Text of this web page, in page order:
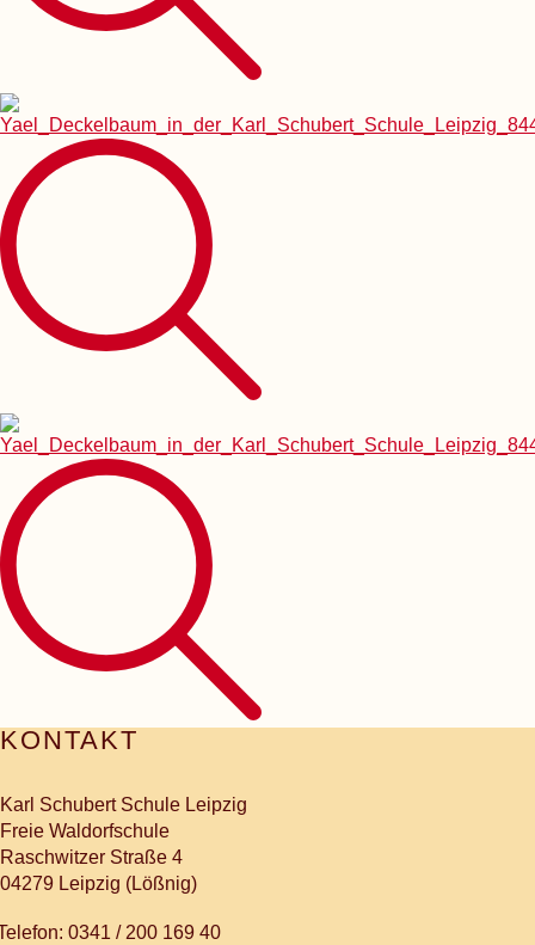
KONTAKT
Karl Schubert Schule Leipzig
Freie Waldorfschule
Raschwitzer Straße 4
04279 Leipzig (Lößnig)
0341 / 200 169 40